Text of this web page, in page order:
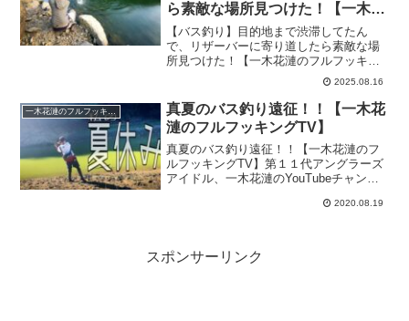
ら素敵な場所見つけた！【一木花
漣のフルフッキングTV】
【バス釣り】目的地まで渋滞してたん
で、リザーバーに寄り道したら素敵な場
所見つけた！【一木花漣のフルフッキン
グTV】第１１代アングラーズアイドル、
一木花漣のYouTubeチャンネル・その名
も「一木花漣のフルフッキングTV」！今
回は『【バス釣り...
2025.08.16
真夏のバス釣り遠征！！【一木花
漣のフルフッキングTV】
真夏のバス釣り遠征！！【一木花漣のフ
ルフッキングTV】第１１代アングラーズ
アイドル、一木花漣のYouTubeチャンネ
グTV」！今回は『真夏のバス釣り遠2020.08.19
スポンサーリンク